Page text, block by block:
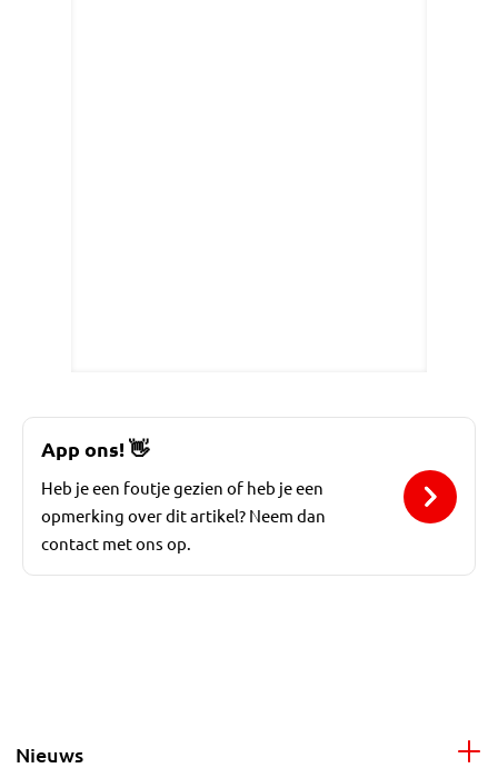
App ons!👋
Heb je een foutje gezien of heb je een
opmerking over dit artikel? Neem dan
contact met ons op.
Nieuws